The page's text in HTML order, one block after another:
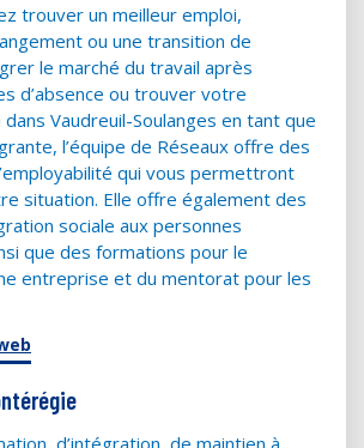
trouver un meilleur emploi,
ou une transition de
le marché du travail après
d’absence ou trouver votre
Vaudreuil-Soulanges en tant que
l’équipe de Réseaux offre des
qui vous permettront
situation. Elle offre également des
sociale aux personnes
que des formations pour le
entreprise et du mentorat pour les